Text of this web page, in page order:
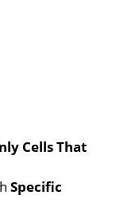
Cells That
Specific